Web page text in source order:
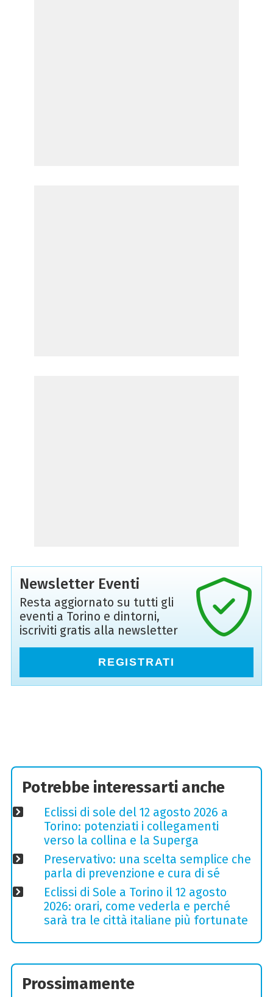
Newsletter Eventi
Resta aggiornato su tutti gli
eventi a Torino e dintorni,
iscriviti gratis alla newsletter
REGISTRATI
Potrebbe interessarti anche
Eclissi di sole del 12 agosto 2026 a
Torino: potenziati i collegamenti
verso la collina e la Superga
Preservativo: una scelta semplice che
parla di prevenzione e cura di sé
Eclissi di Sole a Torino il 12 agosto
2026: orari, come vederla e perché
sarà tra le città italiane più fortunate
Prossimamente